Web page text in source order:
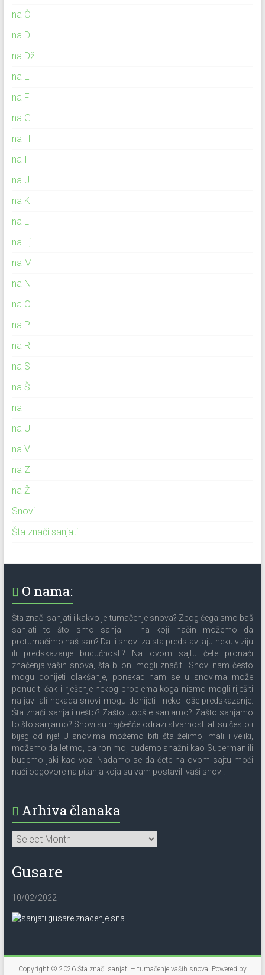
na Č
na D
na Dž
na E
na F
na G
na H
na I
na J
na K
na L
na Lj
na M
na N
na O
na P
na R
na S
na Š
na T
na U
na V
na Z
na Ž
Snovi
Šta znači sanjati
O nama:
Šta znači sanjati i kakvo je tumačenje snova? Zbog čega smo baš
sanjati to što smo sanjali i na koji način možemo da
protumačimo naš san? Da li snovi zaista predstavljaju neku viziju
ili predskazanje budućnosti? Na ovom sajtu ćete pronaći
značenja vaših snova, šta bi oni mogli značiti. Snovi nam često
mogu donijeti olakšanje, ponekad nam se u snovima može
ponuditi čak i rješenje nekog problema koga nismo mogli riješiti
na javi ali nekada snovi mogu donijeti i neko loše predskazanje.
Šta znači sanjati nešto? Zašto uopšte sanjamo? Zašto sanjamo
to što sanjamo? Snovi su najčešće odrazi stvarnosti ali su često i
bijeg od nje! U snovima možemo biti šta želimo, mali i veliki,
možemo da letimo, da ronimo, budemo snažni kao Superman ili
budemo jaki kao voz! Nadamo se da ćete na ovom sajtu moći
naći odgovore na pitanja koja su vam postavili vaši snovi.
Arhiva članaka
Gusare
10/02/2022
Copyright © 2026 Šta znači sanjati – tumačenje vaših snova. Powered by